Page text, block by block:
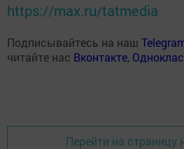
https://max.ru/tatmedia
Подписывайтесь на наш
читайте нас Вконтакте,
Перейти на страницу